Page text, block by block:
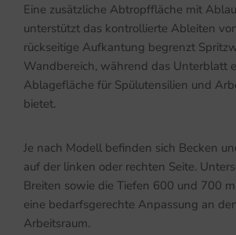
Eine zusätzliche Abtropffläche mit
unterstützt das kontrollierte Ableiten
rückseitige Aufkantung begrenzt
Wandbereich, während das Unterblatt
Ablagefläche für Spülutensilien und
bietet.
Je nach Modell befinden sich Becken
auf der linken oder rechten Seite.
Breiten sowie die Tiefen 600 und 700
eine bedarfsgerechte Anpassung an
Arbeitsraum.